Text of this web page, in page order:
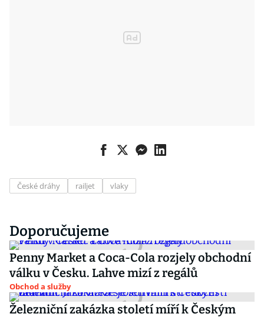
České dráhy railjet vlaky
Doporučujeme
Penny Market a Coca-Cola rozjely obchodní
válku v Česku. Lahve mizí z regálů
Obchod a služby
Železniční zakázka století míří k Českým